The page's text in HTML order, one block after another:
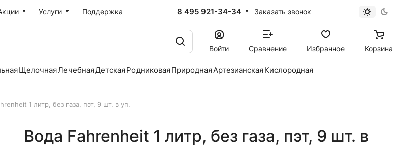
Услуги Поддержка 8 495 921-34-34 Заказать звонок
Войти Сравнение Избранное Корзина
ЩелочнаяЛечебнаяДетскаяРодниковаяПрироднаяАртезианскаяКислородная
1 литр, без газа, пэт, 9 шт. в уп.
Вода Fahrenheit 1 литр, без газа, пэт, 9 шт. в